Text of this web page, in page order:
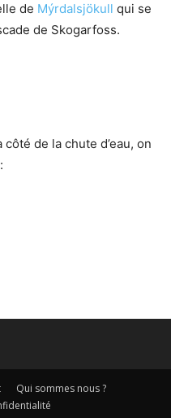
de Mýrdalsjökull qui se
de Skogarfoss.
de la chute d’eau, on
Qui sommes nous ?